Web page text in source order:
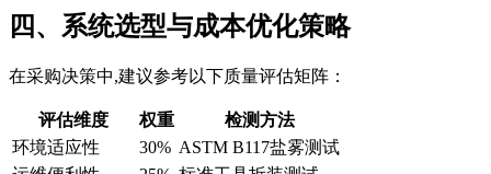
四、系统选型与成本优化策略
在采购决策中,建议参考以下质量评估矩阵：
评估维度 权重
检测方法
环境适应性
30% ASTM B117盐雾测试